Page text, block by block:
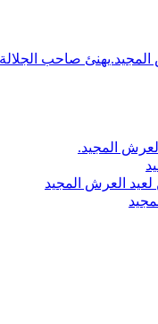
صاحب
المجيد.
العرش المجيد